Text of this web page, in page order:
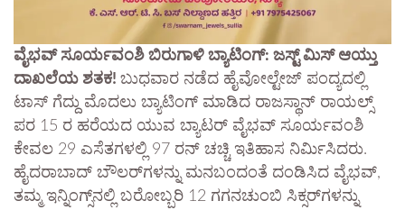
ವೈಭವ್ ಸೂರ್ಯವಂಶಿ ಬಿರುಗಾಳಿ ಬ್ಯಾಟಿಂಗ್: ಜಸ್ಟ್ ಮಿಸ್ ಆಯ್ತು
ದಾಖಲೆಯ ಶತಕ!​ ಬುಧವಾರ ನಡೆದ ಹೈವೋಲ್ಟೇಜ್ ಪಂದ್ಯದಲ್ಲಿ
ಟಾಸ್ ಗೆದ್ದು ಮೊದಲು ಬ್ಯಾಟಿಂಗ್ ಮಾಡಿದ ರಾಜಸ್ಥಾನ್ ರಾಯಲ್ಸ್
ಪರ 15 ರ ಹರೆಯದ ಯುವ ಬ್ಯಾಟರ್ ವೈಭವ್ ಸೂರ್ಯವಂಶಿ
ಕೇವಲ 29 ಎಸೆತಗಳಲ್ಲಿ 97 ರನ್ ಚಚ್ಚಿ ಇತಿಹಾಸ ನಿರ್ಮಿಸಿದರು.
ಹೈದರಾಬಾದ್ ಬೌಲರ್‌ಗಳನ್ನು ಮನಬಂದಂತೆ ದಂಡಿಸಿದ ವೈಭವ್,
ತಮ್ಮ ಇನ್ನಿಂಗ್ಸ್‌ನಲ್ಲಿ ಬರೋಬ್ಬರಿ 12 ಗಗನಚುಂಬಿ ಸಿಕ್ಸರ್‌ಗಳನ್ನು